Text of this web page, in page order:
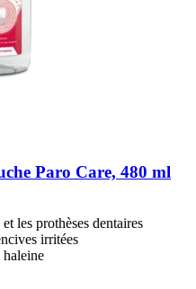
Paro Care, 480 ml
les prothèses dentaires
irritées
haleine